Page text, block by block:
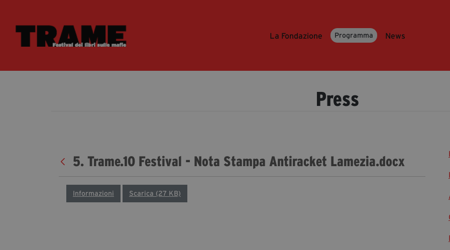
La Fondazione Programma News
Press
5. Trame.10 Festival - Nota Stampa Antiracket Lamezia.docx
Informazioni Scarica (27 KB)